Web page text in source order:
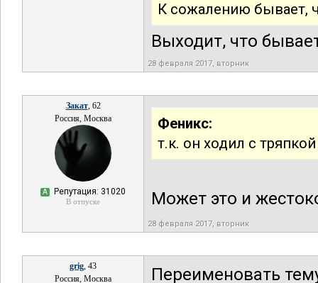
К сожалению бывает,
Выходит, что
28 февраля 2017, вторник
Закат, 62
Россия, Москва
А Репутация: 31020
В отпуске
Феникс:
т.к. он ходил с
Может это и
28 февраля 2017, вторник
grig, 43
Россия, Москва
Переименовать